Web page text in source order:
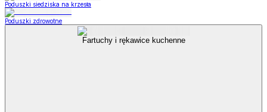
Poduszki siedziska na krzesła
Poduszki zdrowotne
Fartuchy i rękawice kuchenne